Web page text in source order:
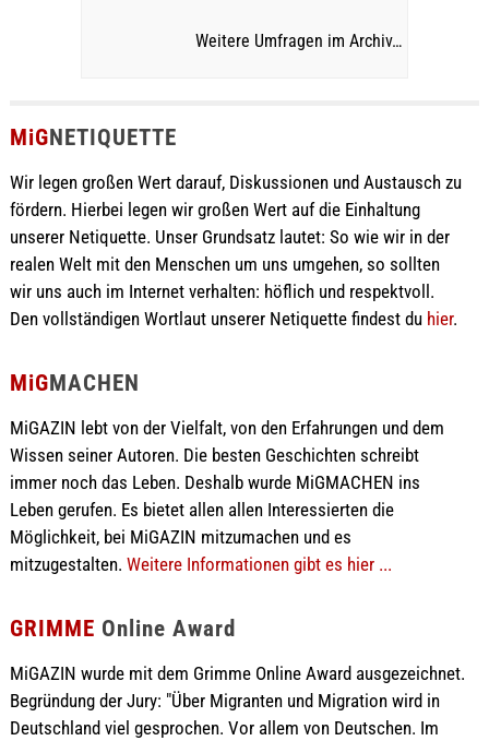
Weitere Umfragen im Archiv…
MiGNETIQUETTE
Wir legen großen Wert darauf, Diskussionen und Austausch zu
fördern. Hierbei legen wir großen Wert auf die Einhaltung
unserer Netiquette. Unser Grundsatz lautet: So wie wir in der
realen Welt mit den Menschen um uns umgehen, so sollten
wir uns auch im Internet verhalten: höflich und respektvoll.
Den vollständigen Wortlaut unserer Netiquette findest du hier.
MiGMACHEN
MiGAZIN lebt von der Vielfalt, von den Erfahrungen und dem
Wissen seiner Autoren. Die besten Geschichten schreibt
immer noch das Leben. Deshalb wurde MiGMACHEN ins
Leben gerufen. Es bietet allen allen Interessierten die
Möglichkeit, bei MiGAZIN mitzumachen und es
mitzugestalten. Weitere Informationen gibt es hier ...
GRIMME Online Award
MiGAZIN wurde mit dem Grimme Online Award ausgezeichnet.
Begründung der Jury: "Über Migranten und Migration wird in
Deutschland viel gesprochen. Vor allem von Deutschen. Im